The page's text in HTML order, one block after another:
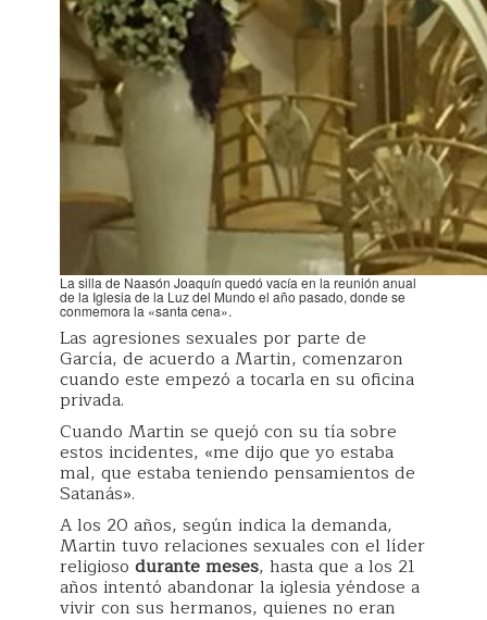
La silla de Naasón Joaquín quedó vacía en la reunión anual
de la Iglesia de la Luz del Mundo el año pasado, donde se
conmemora la «santa cena».
Las agresiones sexuales por parte de
García, de acuerdo a Martin, comenzaron
cuando este empezó a tocarla en su oficina
privada.
Cuando Martin se quejó con su tía sobre
estos incidentes, «me dijo que yo estaba
mal, que estaba teniendo pensamientos de
Satanás».
A los 20 años, según indica la demanda,
Martin tuvo relaciones sexuales con el líder
religioso durante meses, hasta que a los 21
años intentó abandonar la iglesia yéndose a
vivir con sus hermanos, quienes no eran